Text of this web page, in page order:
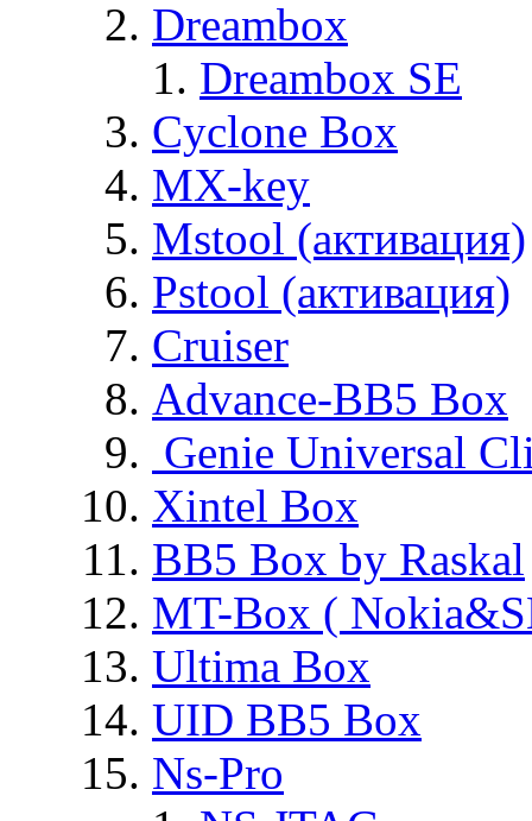
Dreambox
Dreambox SE
Cyclone Box
MX-key
Mstool (активация)
Pstool (активация)
Cruiser
Advance-BB5 Box
Genie Universal
Xintel Box
BB5 Box by Raskal
MT-Box (
Ultima Box
UID BB5 Box
Ns-Pro